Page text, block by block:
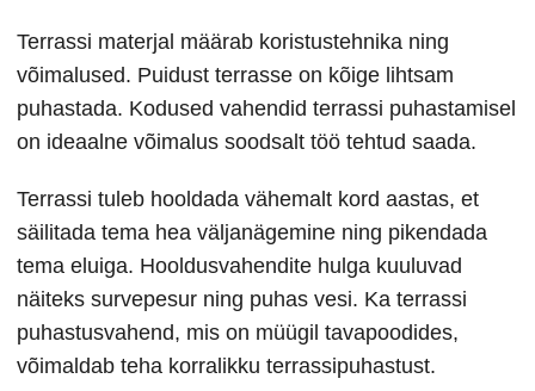
Terrassi materjal määrab koristustehnika ning
võimalused. Puidust terrasse on kõige lihtsam
puhastada. Kodused vahendid terrassi puhastamisel
on ideaalne võimalus soodsalt töö tehtud saada.
Terrassi tuleb hooldada vähemalt kord aastas, et
säilitada tema hea väljanägemine ning pikendada
tema eluiga. Hooldusvahendite hulga kuuluvad
näiteks survepesur ning puhas vesi. Ka terrassi
puhastusvahend, mis on müügil tavapoodides,
võimaldab teha korralikku terrassipuhastust.